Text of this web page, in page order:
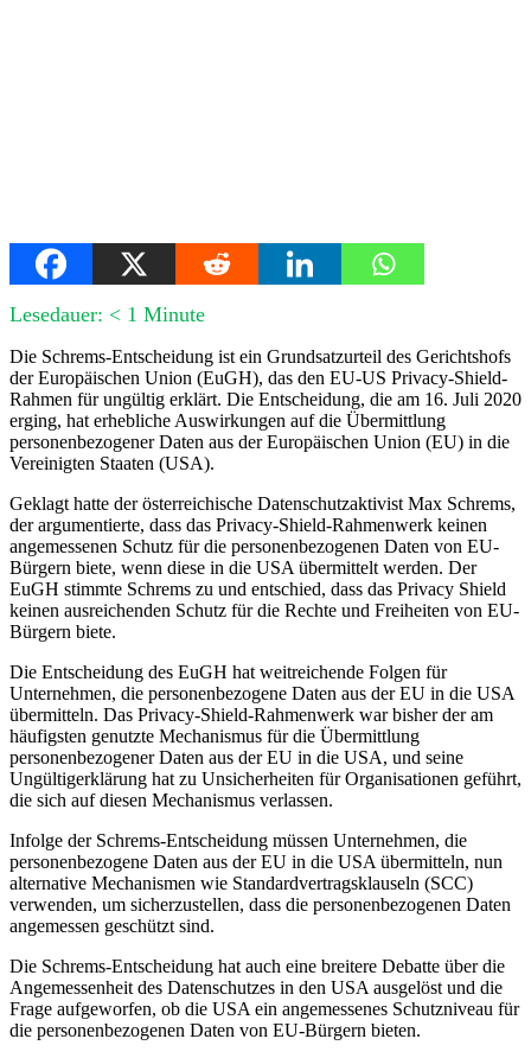
Lesedauer: < 1 Minute
Die Schrems-Entscheidung ist ein Grundsatzurteil des Gerichtshofs
der Europäischen Union (EuGH), das den EU-US Privacy-Shield-
Rahmen für ungültig erklärt. Die Entscheidung, die am 16. Juli 2020
erging, hat erhebliche Auswirkungen auf die Übermittlung
personenbezogener Daten aus der Europäischen Union (EU) in die
Vereinigten Staaten (USA).
Geklagt hatte der österreichische Datenschutzaktivist Max Schrems,
der argumentierte, dass das Privacy-Shield-Rahmenwerk keinen
angemessenen Schutz für die personenbezogenen Daten von EU-
Bürgern biete, wenn diese in die USA übermittelt werden. Der
EuGH stimmte Schrems zu und entschied, dass das Privacy Shield
keinen ausreichenden Schutz für die Rechte und Freiheiten von EU-
Bürgern biete.
Die Entscheidung des EuGH hat weitreichende Folgen für
Unternehmen, die personenbezogene Daten aus der EU in die USA
übermitteln. Das Privacy-Shield-Rahmenwerk war bisher der am
häufigsten genutzte Mechanismus für die Übermittlung
personenbezogener Daten aus der EU in die USA, und seine
Ungültigerklärung hat zu Unsicherheiten für Organisationen geführt,
die sich auf diesen Mechanismus verlassen.
Infolge der Schrems-Entscheidung müssen Unternehmen, die
personenbezogene Daten aus der EU in die USA übermitteln, nun
alternative Mechanismen wie Standardvertragsklauseln (SCC)
verwenden, um sicherzustellen, dass die personenbezogenen Daten
angemessen geschützt sind.
Die Schrems-Entscheidung hat auch eine breitere Debatte über die
Angemessenheit des Datenschutzes in den USA ausgelöst und die
Frage aufgeworfen, ob die USA ein angemessenes Schutzniveau für
die personenbezogenen Daten von EU-Bürgern bieten.